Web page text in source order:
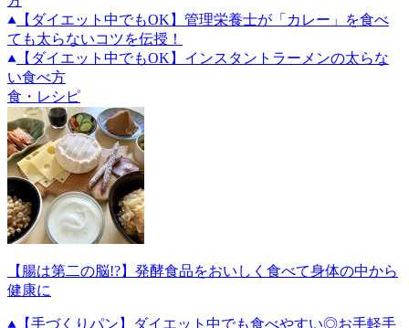
【ダイエット中でもOK】管理栄養士が「カレー」を食べ
ても太らないコツを伝授！
【ダイエット中でもOK】インスタントラーメンの太らな
い食べ方
食・レシピ
【腸は第二の脳!?】発酵食品をおいしく食べて身体の中から
健康に
【手づくりパン】ダイエット中でも食べやすい◎お手軽手